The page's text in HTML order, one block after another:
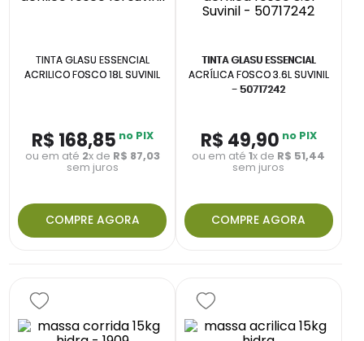
TINTA GLASU ESSENCIAL
ACRILICO FOSCO 18L SUVINIL
R$ 168,85 no PIX
ou em até 2x de R$ 87,03
sem juros
COMPRE AGORA
TINTA GLASU ESSENCIAL
ACRÍLICA FOSCO 3.6L SUVINIL
- 50717242
R$ 49,90 no PIX
ou em até1x de R$ 51,44
sem juros
COMPRE AGORA